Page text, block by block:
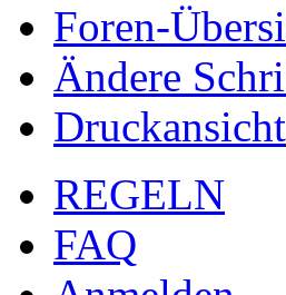
Foren-
Ändere
Druckansicht
REGELN
FAQ